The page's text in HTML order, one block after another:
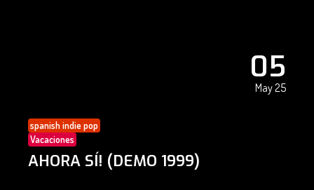
05
May 25
spanish indie pop
Vacaciones
AHORA SÍ! (DEMO 1999)